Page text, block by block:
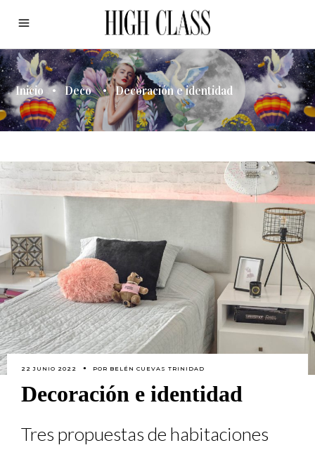
Inicio • Deco • Decoración e identidad
22 JUNIO 2022 POR BELÉN CUEVAS TRINIDAD
Decoración e identidad
Tres propuestas de habitaciones